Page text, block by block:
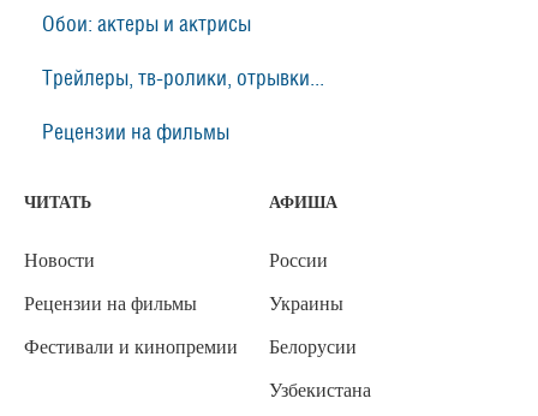
Обои: актеры и актрисы
Трейлеры, тв-ролики, отрывки...
Рецензии на фильмы
ЧИТАТЬ
Новости
Рецензии на фильмы
Фестивали и кинопремии
АФИША
России
Украины
Белорусии
Узбекистана